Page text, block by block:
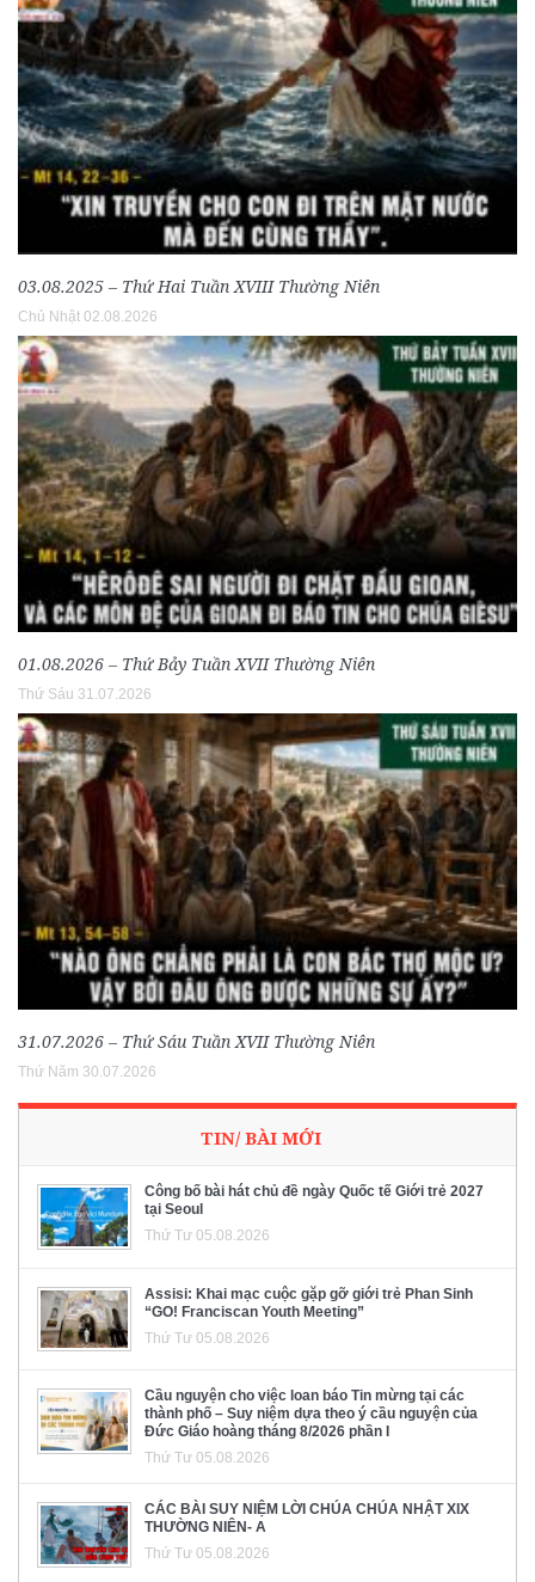
03.08.2025 – Thứ Hai Tuần XVIII Thường Niên
Chủ Nhật 02.08.2026
01.08.2026 – Thứ Bảy Tuần XVII Thường Niên
Thứ Sáu 31.07.2026
31.07.2026 – Thứ Sáu Tuần XVII Thường Niên
Thứ Năm 30.07.2026
TIN/ BÀI MỚI
Công bố bài hát chủ đề ngày Quốc tế Giới trẻ 2027
tại Seoul
Thứ Tư 05.08.2026
Assisi: Khai mạc cuộc gặp gỡ giới trẻ Phan Sinh
“GO! Franciscan Youth Meeting”
Thứ Tư 05.08.2026
Cầu nguyện cho việc loan báo Tin mừng tại các
thành phố – Suy niệm dựa theo ý cầu nguyện của
Đức Giáo hoàng tháng 8/2026 phần I
Thứ Tư 05.08.2026
CÁC BÀI SUY NIỆM LỜI CHÚA CHÚA NHẬT XIX
THƯỜNG NIÊN- A
Thứ Tư 05.08.2026